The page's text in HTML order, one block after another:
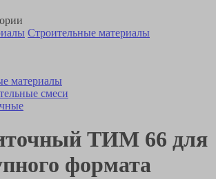
Строительные материалы
материалы
смеси
ТИМ 66 для
формата